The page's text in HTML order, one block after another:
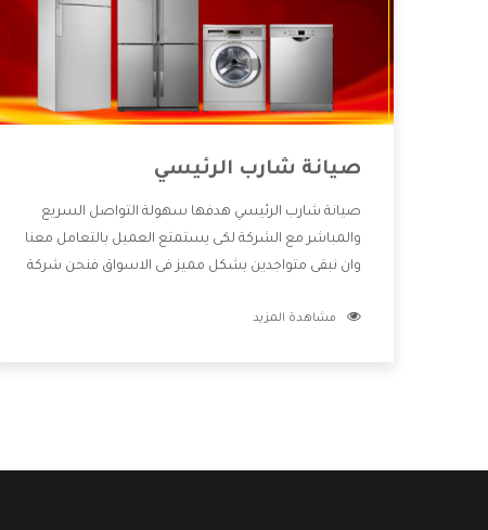
صيانة شارب الرئيسي
صيانة شارب الرئيسي هدفها سهولة التواصل السريع
والمباشر مع الشركة لكى يستمتع العميل بالتعامل معنا
وان نبقى متواجدين بشكل مميز فى الاسواق فنحن شركة
بالخدمات التى تنفرد الشركة بها والتى تكون منها خدمة
مشاهدة المزيد